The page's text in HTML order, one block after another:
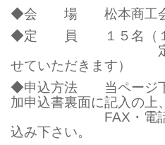
◆会 場 松本商工会
◆定 員 １５名（１社
定員になり
せていただきます）
◆申込方法 当ページ下
加申込書裏面に記入の上、
FAX・電話また
込み下さい。